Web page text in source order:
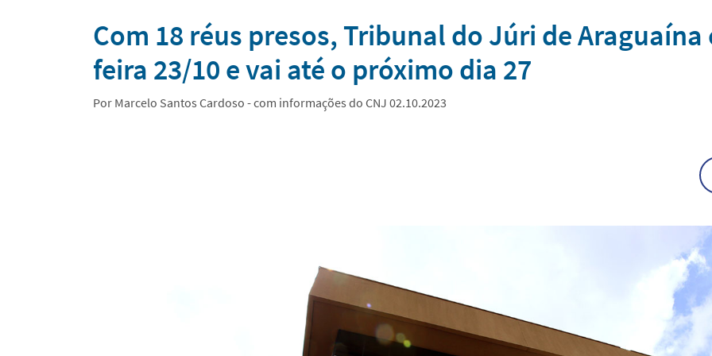
Notícias
Com 18 réus presos, Tribunal do Júri de
feira 23/10 e vai até o próximo dia 27
Por Marcelo Santos Cardoso - com informações do CNJ 02.10.2023